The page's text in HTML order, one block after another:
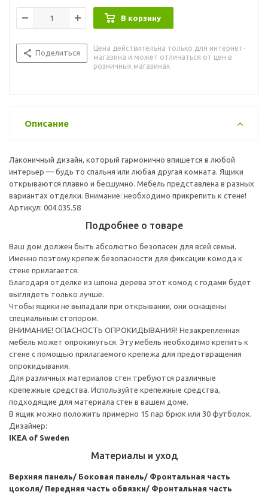
В корзину
Поделиться
Цена действительна только для интернет-
магазина и может отличаться от цен в
розничных магазинах
Описание
Лаконичный дизайн, который гармонично впишется в любой
интерьер — будь то спальня или любая другая комната. Ящики
открываются плавно и бесшумно. Мебель представлена в разных
вариантах отделки. Внимание: необходимо прикрепить к стене!
Артикул: 004.035.58
Подробнее о товаре
Ваш дом должен быть абсолютно безопасен для всей семьи.
Именно поэтому крепеж безопасности для фиксации комода к
стене прилагается.
Благодаря отделке из шпона дерева этот комод с годами будет
выглядеть только лучше.
Чтобы ящики не выпадали при открывании, они оснащены
специальным стопором.
ВНИМАНИЕ! ОПАСНОСТЬ ОПРОКИДЫВАНИЯ! Незакрепленная
мебель может опрокинуться. Эту мебель необходимо крепить к
стене с помощью прилагаемого крепежа для предотвращения
опрокидывания.
Для различных материалов стен требуются различные
крепежные средства. Используйте крепежные средства,
подходящие для материала стен в вашем доме.
В ящик можно положить примерно 15 пар брюк или 30 футболок.
Дизайнер:
IKEA of Sweden
Материалы и уход
Верхняя панель/ Боковая панель/ Фронтальная часть
цоколя/ Передняя часть обвязки/ Фронтальная часть